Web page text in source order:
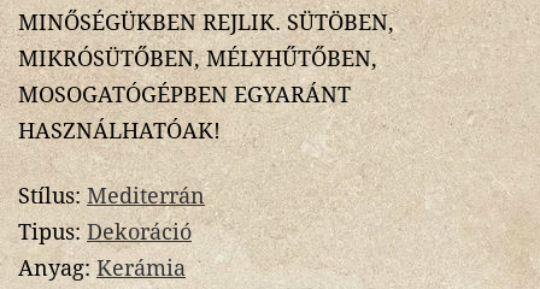
MINŐSÉGÜKBEN REJLIK. SÜTÖBEN,
MIKRÓSÜTŐBEN, MÉLYHŰTŐBEN,
MOSOGATÓGÉPBEN EGYARÁNT
HASZNÁLHATÓAK!
Stílus:Mediterrán
Tipus:Dekoráció
Anyag: Kerámia